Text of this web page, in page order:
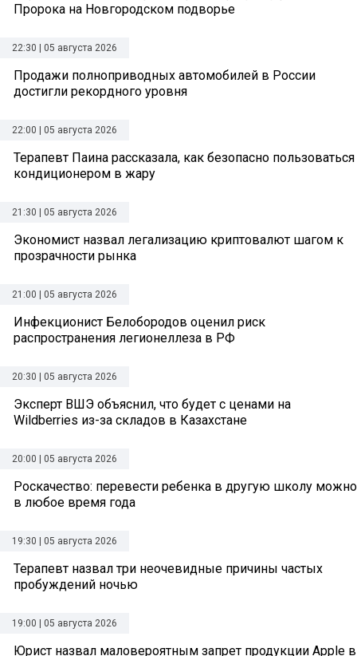
Пророка на Новгородском подворье
22:30 | 05 августа 2026
Продажи полноприводных автомобилей в России
достигли рекордного уровня
22:00 | 05 августа 2026
Терапевт Паина рассказала, как безопасно пользоваться
кондиционером в жару
21:30 | 05 августа 2026
Экономист назвал легализацию криптовалют шагом к
прозрачности рынка
21:00 | 05 августа 2026
Инфекционист Белобородов оценил риск
распространения легионеллеза в РФ
20:30 | 05 августа 2026
Эксперт ВШЭ объяснил, что будет с ценами на
Wildberries из-за складов в Казахстане
20:00 | 05 августа 2026
Роскачество: перевести ребенка в другую школу можно
в любое время года
19:30 | 05 августа 2026
Терапевт назвал три неочевидные причины частых
пробуждений ночью
19:00 | 05 августа 2026
Юрист назвал маловероятным запрет продукции Apple в